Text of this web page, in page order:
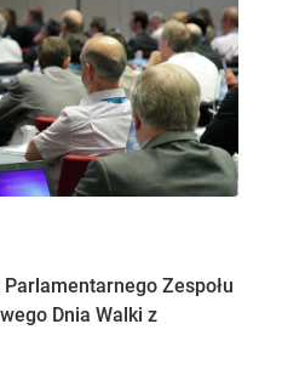
Zespołu
Dnia Walki z